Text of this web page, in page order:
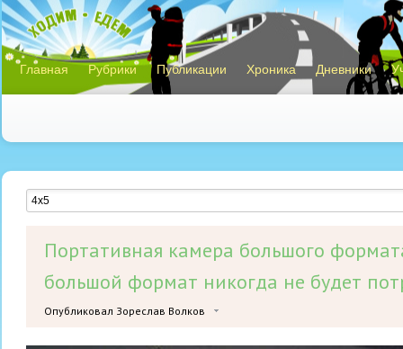
Главная Рубрики Публикации Хроника Дневники
Портативная камера большого
большой формат никогда не будет
Опубликовал Зореслав Волков